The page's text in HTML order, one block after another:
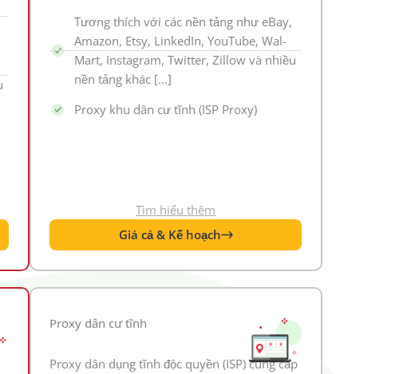
Tương thích với các nền tảng như eBay,
Amazon, Etsy, LinkedIn, YouTube, Wal-
Mart, Instagram, Twitter, Zillow và nhiều
nền tảng khác [...]
Proxy khu dân cư tĩnh (ISP Proxy)
Tìm hiểu thêm
Giá cả & Kế hoạch
Proxy dân cư tĩnh
Proxy dân dụng tĩnh độc quyền (ISP) cung cấp